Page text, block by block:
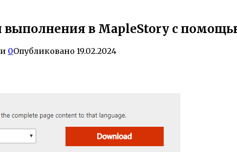
в MapleStory с
0Опубликовано 19.02.2024